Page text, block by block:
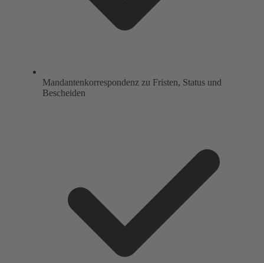
Mandantenkorrespondenz zu Fristen, Status und
Bescheiden